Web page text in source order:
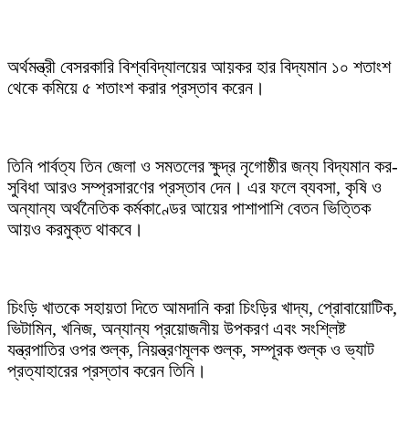
অর্থমন্ত্রী বেসরকারি বিশ্ববিদ্যালয়ের আয়কর হার বিদ্যমান ১০ শতাংশ
থেকে কমিয়ে ৫ শতাংশ করার প্রস্তাব করেন।
তিনি পার্বত্য তিন জেলা ও সমতলের ক্ষুদ্র নৃগোষ্ঠীর জন্য বিদ্যমান কর-
সুবিধা আরও সম্প্রসারণের প্রস্তাব দেন। এর ফলে ব্যবসা, কৃষি ও
অন্যান্য অর্থনৈতিক কর্মকাণ্ডের আয়ের পাশাপাশি বেতন ভিত্তিক
আয়ও করমুক্ত থাকবে।
চিংড়ি খাতকে সহায়তা দিতে আমদানি করা চিংড়ির খাদ্য, প্রোবায়োটিক,
ভিটামিন, খনিজ, অন্যান্য প্রয়োজনীয় উপকরণ এবং সংশ্লিষ্ট
যন্ত্রপাতির ওপর শুল্ক, নিয়ন্ত্রণমূলক শুল্ক, সম্পূরক শুল্ক ও ভ্যাট
প্রত্যাহারের প্রস্তাব করেন তিনি।